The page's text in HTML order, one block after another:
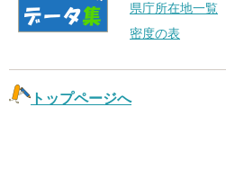
県庁所在地一覧
密度の表
トップページへ